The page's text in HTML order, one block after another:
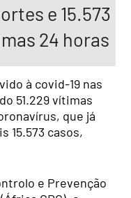
e 15.573
24 horas
à covid-19 nas
51.229 vítimas
que já
15.573 casos,
e Prevenção